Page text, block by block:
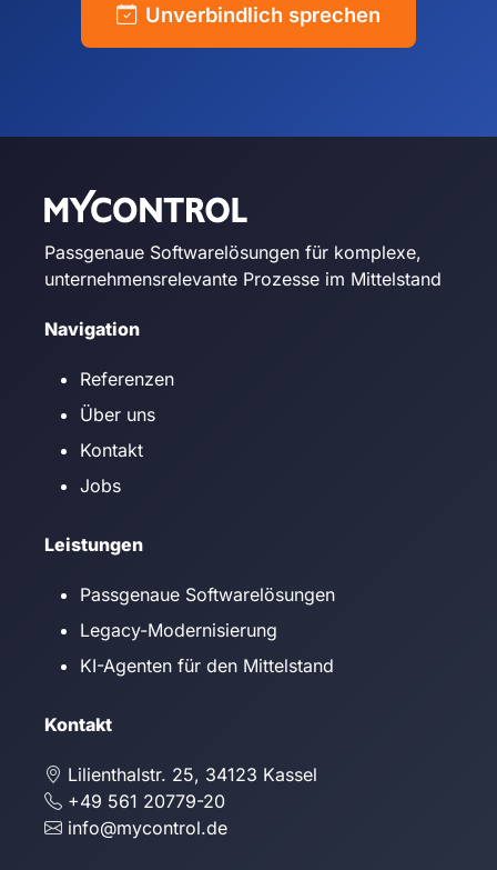
Unverbindlich sprechen
Passgenaue Softwarelösungen für komplexe,
unternehmensrelevante Prozesse im Mittelstand
Navigation
Referenzen
Über uns
Kontakt
Jobs
Leistungen
Passgenaue Softwarelösungen
Legacy-Modernisierung
KI-Agenten für den Mittelstand
Kontakt
Lilienthalstr. 25, 34123 Kassel
+49 561 20779-20
info@mycontrol.de